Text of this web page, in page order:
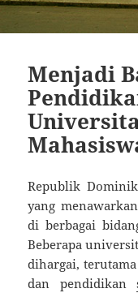
Menjadi
Republik
yang
di berbagai
Beberapa
dihargai,
dan pendidikan